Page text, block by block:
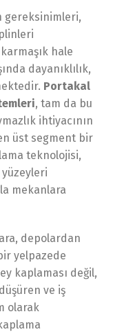
gereksinimleri,
hale
dayanıklılık,
Portakal
, tam da bu
ihtiyacının
üst segment bir
teknolojisi,
yüzeyleri
mekanlara
depolardan
yelpazede
kaplaması değil,
ve iş
olarak